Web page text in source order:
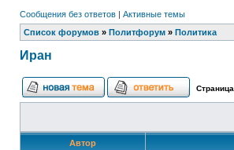
Сообщения без ответов | Активные темы
Список форумов » Политфорум » Политика
Иран
Страница
Автор